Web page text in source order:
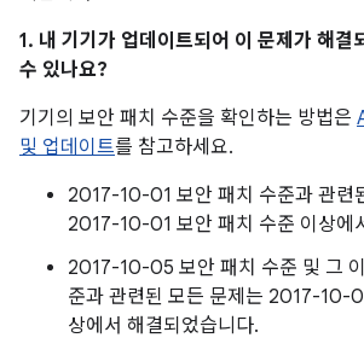
1. 내 기기가 업데이트되어 이 문제가 해결
수 있나요?
기기의 보안 패치 수준을 확인하는 방법은
및 업데이트를 참고하세요.
2017-10-01 보안 패치 수준과 관련
2017-10-01 보안 패치 수준 이상에
2017-10-05 보안 패치 수준 및 그
준과 관련된 모든 문제는 2017-10-
상에서 해결되었습니다.